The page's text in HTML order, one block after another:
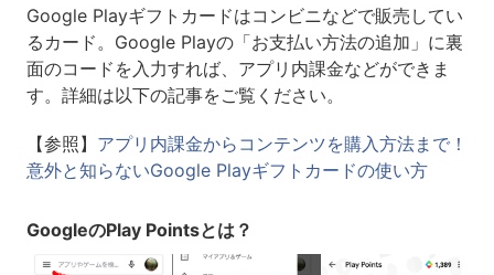
Google Playギフトカードはコンビニなどで販売してい
るカード。Google Playの「お支払い方法の追加」に裏
面のコードを入力すれば、アプリ内課金などができま
す。詳細は以下の記事をご覧ください。
【参照】 アプリ内課金からコンテンツを購入方法まで！
意外と知らないGoogle Playギフトカードの使い方
GoogleのPlay Pointsとは？